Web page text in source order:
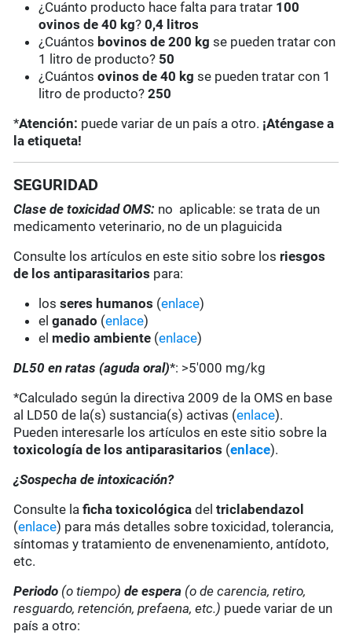
¿Cuánto producto hace falta para tratar 100
ovinos de 40 kg?0,4 litros
¿Cuántos bovinos de 200 kg se pueden tratar con
1 litro de producto? 50
¿Cuántosovinos de 40 kg se pueden tratar con 1
litro de producto?250
*Atención: puede variar de un país a otro. ¡Aténgase a
la etiqueta!
SEGURIDAD
Clase de toxicidad OMS: no aplicable: se trata de un
medicamento veterinario, no de un plaguicida
Consulte los artículos en este sitio sobre los riesgos
de los antiparasitarios para:
losseres humanos (enlace)
elganado (enlace)
el medio ambiente (enlace)
DL50 en ratas (aguda oral)*: >5'000 mg/kg
*Calculado según la directiva 2009 de la OMS en base
al LD50 de la(s) sustancia(s) activas (enlace).
Pueden interesarle los artículos en este sitio sobre la
toxicología de los antiparasitarios (enlace).
¿Sospecha de intoxicación?
Consulte laficha toxicológica deltriclabendazol
(enlace) para más detalles sobre toxicidad, tolerancia,
síntomas y tratamiento de envenenamiento, antídoto,
etc.
Periodo (o tiempo) de espera (o de carencia, retiro,
resguardo, retención, prefaena, etc.) puede variar de un
país a otro: